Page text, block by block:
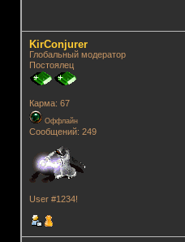
KirConjurer
Глобальный модератор
Постоялец
Карма: 67
Оффлайн
Сообщений: 249
User #1234!